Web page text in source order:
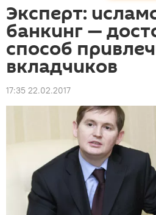
Эксперт:
банкинг —
способ
вкладчиков
17:35 22.02.2017